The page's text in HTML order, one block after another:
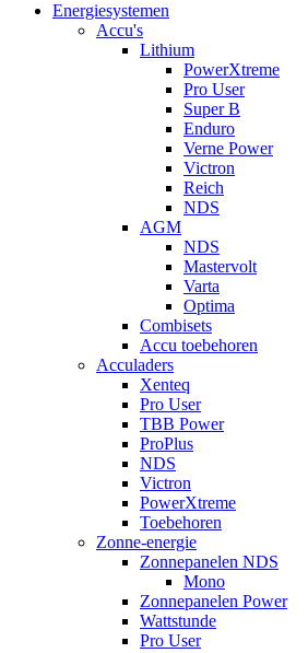
Energiesystemen
Accu's
Lithium
PowerXtreme
Pro User
Super B
Enduro
Verne Power
Victron
Reich
NDS
AGM
NDS
Mastervolt
Varta
Optima
Combisets
Accu toebehoren
Acculaders
Xenteq
Pro User
TBB Power
ProPlus
NDS
Victron
PowerXtreme
Toebehoren
Zonne-energie
Zonnepanelen NDS
Mono
Zonnepanelen Power
Wattstunde
Pro User